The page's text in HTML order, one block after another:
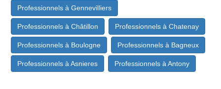
Professionnels à Gennevilliers
Professionnels à Châtillon Professionnels à Chatenay
Professionnels à Boulogne Professionnels à Bagneux
Professionnels à Asnieres Professionnels à Antony